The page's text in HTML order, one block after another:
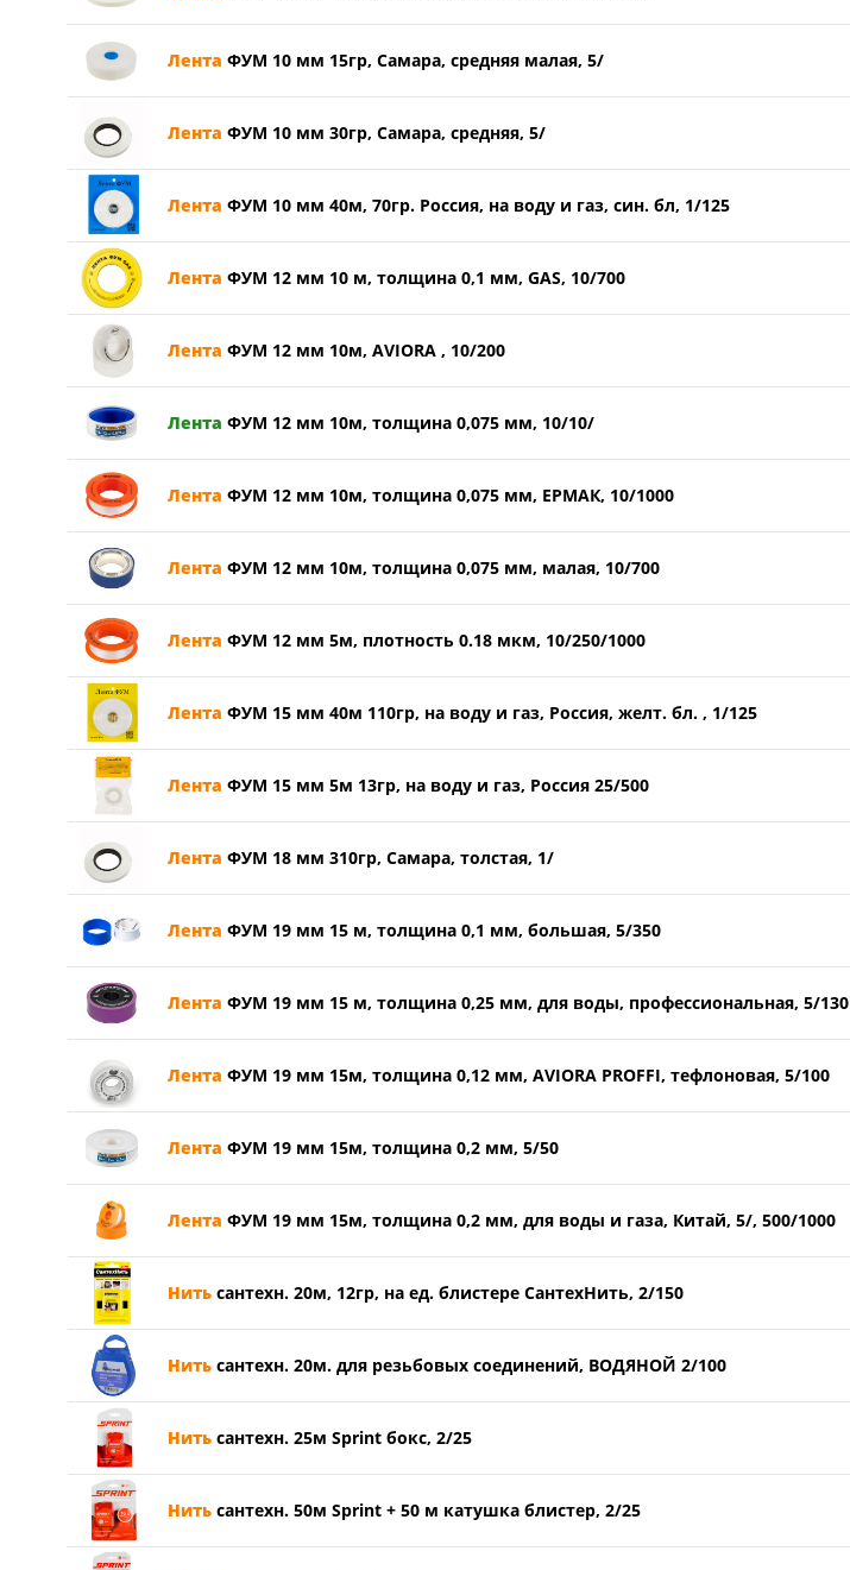
Лента ФУМ 10 мм 15гр, Самара, средняя малая, 5/
Лента ФУМ 10 мм 30гр, Самара, средняя, 5/
Лента ФУМ 10 мм 40м, 70гр. Россия, на воду и газ, син. бл, 1/125
Лента ФУМ 12 мм 10 м, толщина 0,1 мм, GAS, 10/700
Лента ФУМ 12 мм 10м, AVIORA , 10/200
Лента ФУМ 12 мм 10м, толщина 0,075 мм, 10/10/
Лента ФУМ 12 мм 10м, толщина 0,075 мм, ЕРМАК, 10/1000
Лента ФУМ 12 мм 10м, толщина 0,075 мм, малая, 10/700
Лента ФУМ 12 мм 5м, плотность 0.18 мкм, 10/250/1000
Лента ФУМ 15 мм 40м 110гр, на воду и газ, Россия, желт. бл. , 1/125
Лента ФУМ 15 мм 5м 13гр, на воду и газ, Россия 25/500
Лента ФУМ 18 мм 310гр, Самара, толстая, 1/
Лента ФУМ 19 мм 15 м, толщина 0,1 мм, большая, 5/350
Лента ФУМ 19 мм 15 м, толщина 0,25 мм, для воды, профессиональная, 5/130
Лента ФУМ 19 мм 15м, толщина 0,12 мм, AVIORA PROFFI, тефлоновая, 5/100
Лента ФУМ 19 мм 15м, толщина 0,2 мм, 5/50
Лента ФУМ 19 мм 15м, толщина 0,2 мм, для воды и газа, Китай, 5/, 500/1000
Нить сантехн. 20м, 12гр, на ед. блистере СантехНить, 2/150
Нить сантехн. 20м. для резьбовых соединений, ВОДЯНОЙ 2/100
Нить сантехн. 25м Sprint бокс, 2/25
Нить сантехн. 50м Sprint + 50 м катушка блистер, 2/25